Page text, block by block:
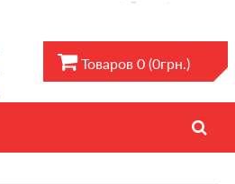
Товаров 0 (0грн.)